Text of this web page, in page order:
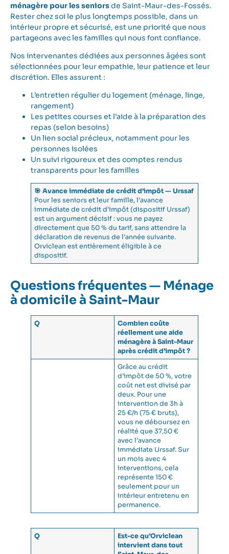
ménagère pour les seniorsde Saint-Maur-des-Fossés.
Rester chez soi le plus longtemps possible, dans un
intérieur propre et sécurisé, est une priorité que nous
partageons avec les familles qui nous font confiance.
Nos intervenantes dédiées aux personnes âgées sont
sélectionnées pour leur empathie, leur patience et leur
discrétion. Elles assurent :
L’entretien régulier du logement (ménage, linge,
rangement)
Les petites courses et l’aide à la préparation des
repas (selon besoins)
Un lien social précieux, notamment pour les
personnes isolées
Un suivi rigoureux et des comptes rendus
transparents pour les familles
🎯 Avance immédiate de crédit d’impôt — Urssaf
Pour les seniors et leur famille, l’avance
immédiate de crédit d’impôt (dispositif Urssaf)
est un argument décisif : vous ne payez
directement que 50 % du tarif, sans attendre la
déclaration de revenus de l’année suivante.
Orviclean est entièrement éligible à ce
dispositif.
Questions fréquentes — Ménage
à domicile à Saint-Maur
Q
Combien coûte
réellement une aide
ménagère à Saint-Maur
après crédit d’impôt ?
Grâce au crédit
d’impôt de 50 %, votre
coût net est divisé par
deux. Pour une
intervention de 3h à
25 €/h (75 € bruts),
vous ne déboursez en
réalité que 37,50 €
avec l’avance
immédiate Urssaf. Sur
un mois avec 4
interventions, cela
représente 150 €
seulement pour un
intérieur entretenu en
permanence.
Q
Est-ce qu’Orviclean
intervient dans tout